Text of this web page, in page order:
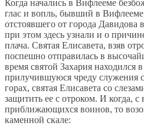
Когда начались в Вифлееме
глас и вопль, бывший в
отстоявшего от города Давидова
при этом здесь узнали и о
плача. Святая Елисавета, взяв
поспешно отправилась в
время святой Захария находился
прилучившуюся чреду служения
горах, святая Елисавета со
защитить ее с отроком. И когда,
приближающихся воинов, то
каменной скале: